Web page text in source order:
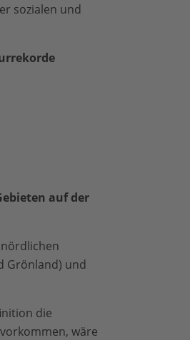
sozialen und
auf der
Grönland) und
die
wäre